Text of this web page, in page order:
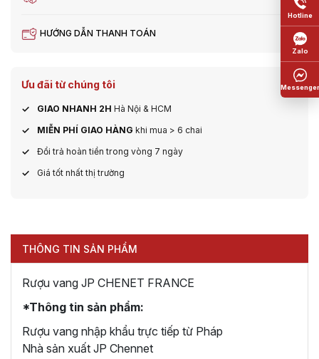
HƯỚNG DẪN THANH TOÁN
Ưu đãi từ chúng tôi
GIAO NHANH 2H Hà Nội & HCM
MIỄN PHÍ GIAO HÀNG khi mua > 6 chai
Đổi trả hoàn tiền trong vòng 7 ngày
Giá tốt nhất thị trường
THÔNG TIN SẢN PHẨM
Rượu vang JP CHENET FRANCE
*Thông tin sản phẩm:
Rượu vang nhập khẩu trực tiếp từ Pháp
Nhà sản xuất JP Chennet